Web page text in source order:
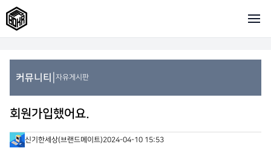
커뮤니티 자유게시판
회원가입했어요.
신기한세상(브랜드메이트)2024-04-10 15:53